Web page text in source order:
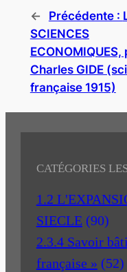
← Précédente :
SCIENCES
ECONOMIQUES,
Charles GIDE
française 1915)
CATÉGORIES
1.2
SIECLE (90)
2.3.4 Savoir
française » (52)